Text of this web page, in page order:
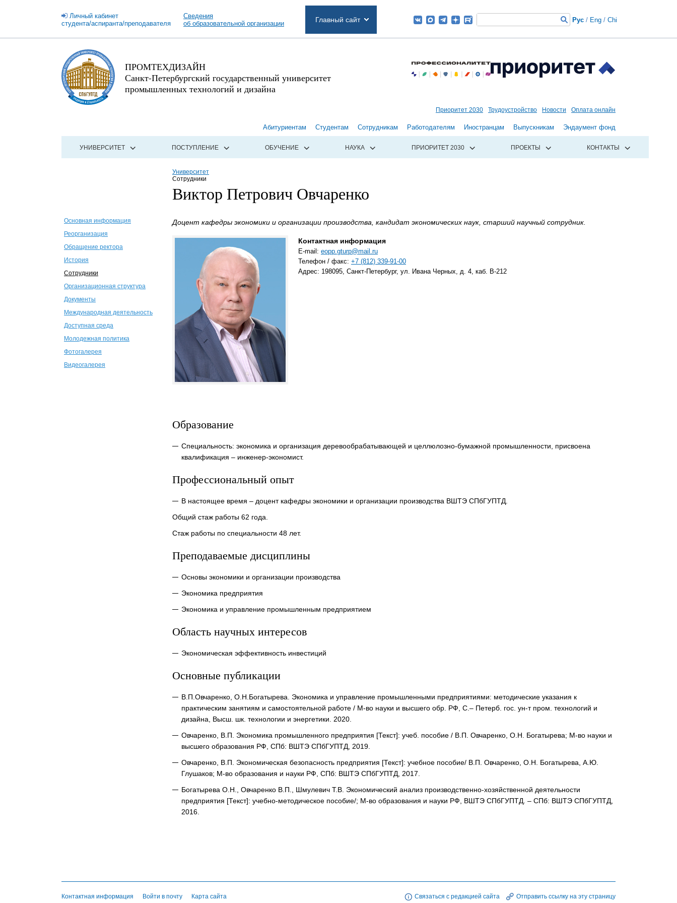
Личный кабинет
студента/аспиранта/преподавателя
Сведения
об образовательной организации
Главный сайт Рус / Eng / Chi
ПРОМТЕХДИЗАЙН
Санкт-Петербургский государственный университет
промышленных технологий и дизайна
Приоритет 2030 Трудоустройство Новости Оплата онлайн
Абитуриентам Студентам Сотрудникам Работодателям Иностранцам Выпускникам Эндаумент фонд
УНИВЕРСИТЕТ ПОСТУПЛЕНИЕ ОБУЧЕНИЕ НАУКА ПРИОРИТЕТ 2030 ПРОЕКТЫ КОНТАКТЫ
Университет
Сотрудники
Виктор Петрович Овчаренко
Основная информация
Реорганизация
Обращение ректора
История
Сотрудники
Организационная структура
Документы
Международная деятельность
Доступная среда
Молодежная политика
Фотогалерея
Видеогалерея
Доцент кафедры экономики и организации производства, кандидат экономических наук, старший научный сотрудник.
Контактная информация
E-mail: eopp.gturp@mail.ru
Телефон / факс: +7 (812) 339-91-00
Адрес: 198095, Санкт-Петербург, ул. Ивана Черных, д. 4, каб. В-212
Образование
Специальность: экономика и организация деревообрабатывающей и целлюлозно-бумажной промышленности, присвоена
квалификация – инженер-экономист.
Профессиональный опыт
В настоящее время – доцент кафедры экономики и организации производства ВШТЭ СПбГУПТД.
Общий стаж работы 62 года.
Стаж работы по специальности 48 лет.
Преподаваемые дисциплины
Основы экономики и организации производства
Экономика предприятия
Экономика и управление промышленным предприятием
Область научных интересов
Экономическая эффективность инвестиций
Основные публикации
В.П.Овчаренко, О.Н.Богатырева. Экономика и управление промышленными предприятиями: методические указания к
практическим занятиям и самостоятельной работе / М-во науки и высшего обр. РФ, С.– Петерб. гос. ун-т пром. технологий и
дизайна, Высш. шк. технологии и энергетики. 2020.
Овчаренко, В.П. Экономика промышленного предприятия [Текст]: учеб. пособие / В.П. Овчаренко, О.Н. Богатырева; М-во науки и
высшего образования РФ, СПб: ВШТЭ СПбГУПТД, 2019.
Овчаренко, В.П. Экономическая безопасность предприятия [Текст]: учебное пособие/ В.П. Овчаренко, О.Н. Богатырева, А.Ю.
Глушаков; М-во образования и науки РФ, СПб: ВШТЭ СПбГУПТД, 2017.
Богатырева О.Н., Овчаренко В.П., Шмулевич Т.В. Экономический анализ производственно-хозяйственной деятельности
предприятия [Текст]: учебно-методическое пособие/; М-во образования и науки РФ, ВШТЭ СПбГУПТД. – СПб: ВШТЭ СПбГУПТД,
2016.
Контактная информация Войти в почту Карта сайта Связаться с редакцией сайта
Отправить ссылку на эту страницу